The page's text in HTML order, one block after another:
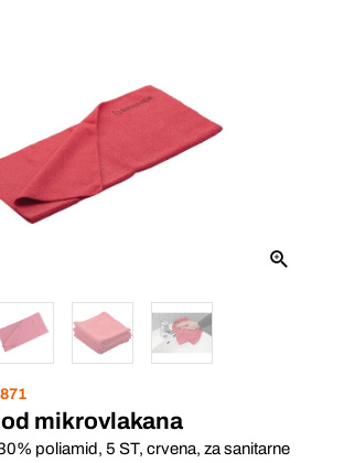
mikrovlakana
poliamid, 5 ST, crvena, za sanitarne